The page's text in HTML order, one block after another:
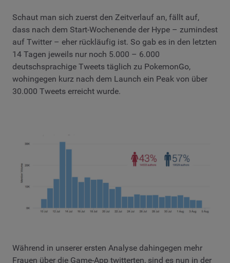
Schaut man sich zuerst den Zeitverlauf an, fällt auf,
dass nach dem Start-Wochenende der Hype – zumindest
auf Twitter – eher rückläufig ist. So gab es in den letzten
14 Tagen jeweils nur noch 5.000 – 6.000
deutschsprachige Tweets täglich zu PokemonGo,
wohingegen kurz nach dem Launch ein Peak von über
30.000 Tweets erreicht wurde.
Während in unserer ersten Analyse dahingegen mehr
Frauen über die Game-App twitterten, sind es nun in der